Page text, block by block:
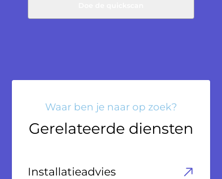
Waar ben je naar op zoek?
Gerelateerde diensten
Installatieadvies